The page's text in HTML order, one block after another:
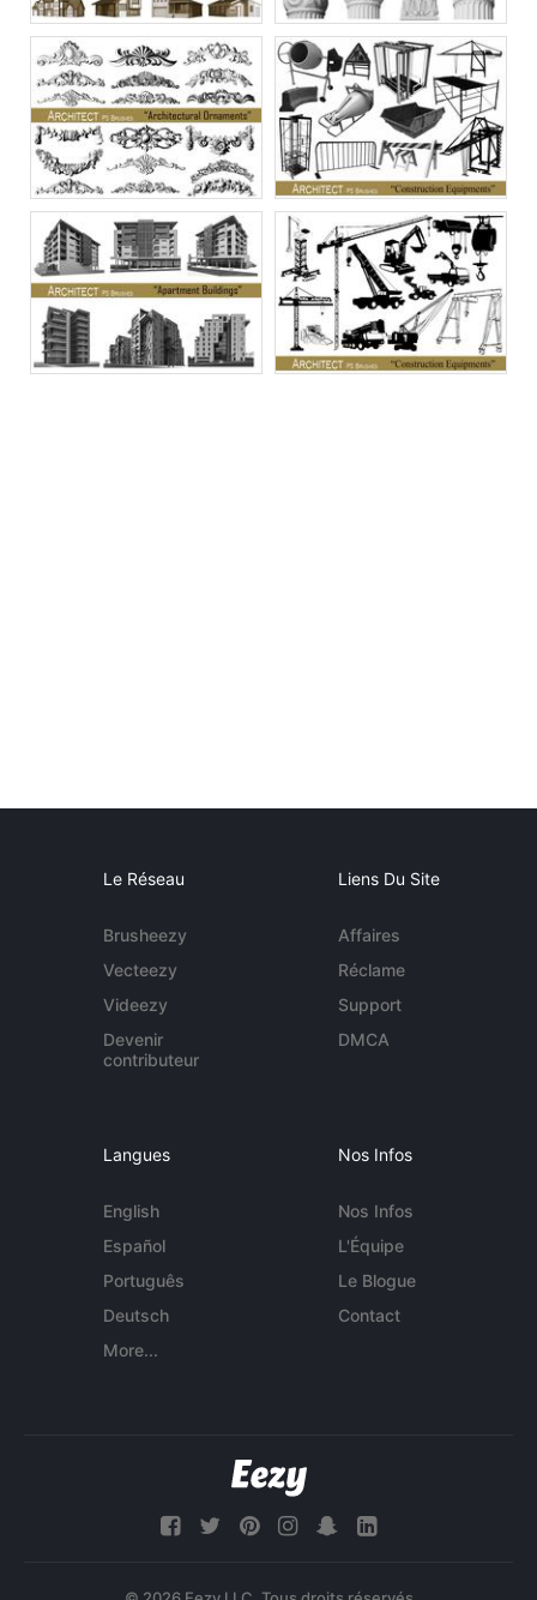
Le Réseau
Brusheezy
Vecteezy
Videezy
Devenir
contributeur
Liens Du Site
Affaires
Réclame
Support
DMCA
Langues
English
Español
Português
Deutsch
More...
Nos Infos
Nos Infos
L'Équipe
Le Blogue
Contact